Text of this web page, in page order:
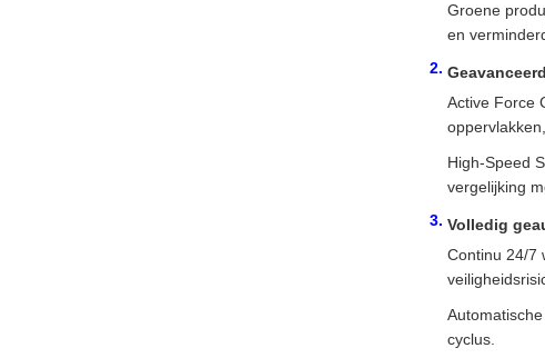
Groene
en
Active Force
High-Speed
vergelijking
Volledig
Continu 24/7
cyclus.